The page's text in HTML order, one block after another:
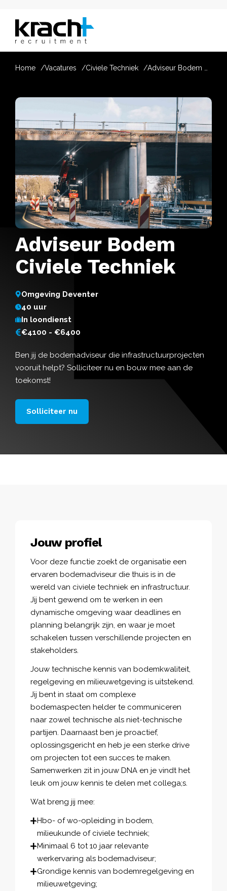
Home Vacatures Civiele Techniek
Adviseur Bodem
Civiele Techniek
Omgeving Deventer
40 uur
In loondienst
€4100 - €6400
Ben jij de bodemadviseur die infrastructuurprojecten
vooruit helpt? Solliciteer nu en bouw mee aan de
toekomst!
Solliciteer nu
Jouw profiel
Voor deze functie zoekt de organisatie een
ervaren bodemadviseur die thuis is in de
wereld van civiele techniek en infrastructuur.
Jij bent gewend om te werken in een
dynamische omgeving waar deadlines en
planning belangrijk zijn, en waar je moet
schakelen tussen verschillende projecten en
stakeholders.
Jouw technische kennis van bodemkwaliteit,
regelgeving en milieuwetgeving is uitstekend.
Jij bent in staat om complexe
bodemaspecten helder te communiceren
naar zowel technische als niet-technische
partijen. Daarnaast ben je proactief,
oplossingsgericht en heb je een sterke drive
om projecten tot een succes te maken.
Samenwerken zit in jouw DNA en je vindt het
leuk om jouw kennis te delen met collega;s.
Wat breng jij mee:
Hbo- of wo-opleiding in bodem,
milieukunde of civiele techniek;
Minimaal 6 tot 10 jaar relevante
werkervaring als bodemadviseur;
Grondige kennis van bodemregelgeving en
milieuwetgeving;